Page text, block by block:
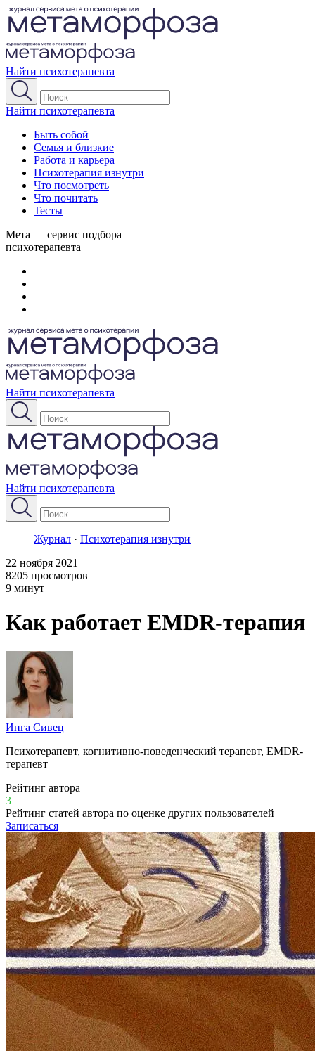
Найти психотерапевта
Найти психотерапевта
Быть собой
Семья и близкие
Работа и карьера
Психотерапия изнутри
Что посмотреть
Что почитать
Тесты
Мета — сервис подбора
психотерапевта
Найти психотерапевта
Найти психотерапевта
Журнал · Психотерапия изнутри
22 ноября 2021
8205 просмотров
9 минут
Как работает EMDR-терапия
Инга Сивец
Психотерапевт, когнитивно-поведенческий терапевт, EMDR-
терапевт
Рейтинг автора
3
Рейтинг статей автора по оценке других пользователей
Записаться